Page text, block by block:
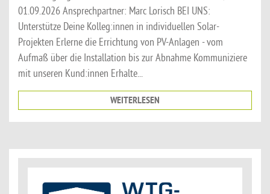
01.09.2026 Ansprechpartner: Marc Lorisch BEI UNS:
Unterstütze Deine Kolleg:innen in individuellen Solar-
Projekten Erlerne die Errichtung von PV-Anlagen - vom
Aufmaß über die Installation bis zur Abnahme Kommuniziere
mit unseren Kund:innen Erhalte...
WEITERLESEN